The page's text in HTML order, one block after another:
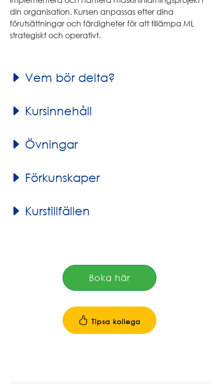
din organisation. Kursen anpassas efter dina
förutsättningar och färdigheter för att tillämpa ML
strategiskt och operativt.
Vem bör delta?
Kursinnehåll
Övningar
Förkunskaper
Kurstillfällen
Boka här
Tipsa kollega